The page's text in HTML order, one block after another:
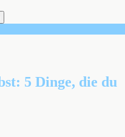
5 Dinge, die du